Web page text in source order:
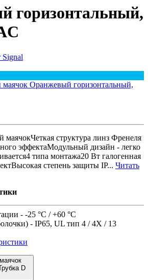
горизонтальный,
Signal
структура линз Френеля
эффектаМодульный дизайн - легко
типа монтажа20 Вт галогенная
степень защиты IP... Читать
- -25 °C / +60 °C
- IP65, UL тип 4 / 4X / 13
D